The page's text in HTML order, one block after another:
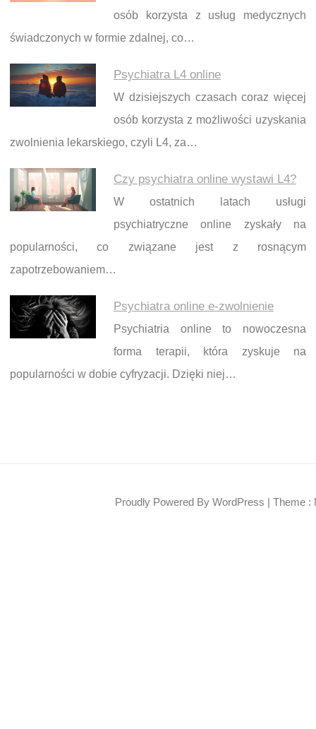
osób korzysta z usług medycznych
świadczonych w formie zdalnej, co…
Psychiatra L4 online
W dzisiejszych czasach coraz więcej
osób korzysta z możliwości uzyskania
zwolnienia lekarskiego, czyli L4, za…
Czy psychiatra online wystawi L4?
W ostatnich latach usługi
psychiatryczne online zyskały na
popularności, co związane jest z rosnącym
zapotrzebowaniem…
Psychiatra online e-zwolnienie
Psychiatria online to nowoczesna
forma terapii, która zyskuje na
popularności w dobie cyfryzacji. Dzięki niej…
Proudly Powered By WordPress | Theme :